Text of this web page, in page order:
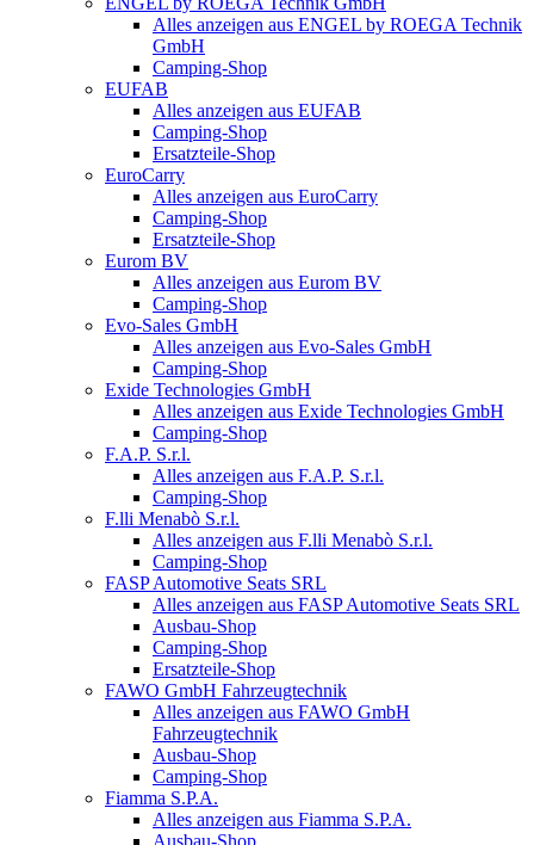
Alles anzeigen aus ENGEL by ROEGA Technik
GmbH
Camping-Shop
EUFAB
Alles anzeigen aus EUFAB
Camping-Shop
Ersatzteile-Shop
EuroCarry
Alles anzeigen aus EuroCarry
Camping-Shop
Ersatzteile-Shop
Eurom BV
Alles anzeigen aus Eurom BV
Camping-Shop
Evo-Sales GmbH
Alles anzeigen aus Evo-Sales GmbH
Camping-Shop
Exide Technologies GmbH
Alles anzeigen aus Exide Technologies GmbH
Camping-Shop
F.A.P. S.r.l.
Alles anzeigen aus F.A.P. S.r.l.
Camping-Shop
F.lli Menabò S.r.l.
Alles anzeigen aus F.lli Menabò S.r.l.
Camping-Shop
FASP Automotive Seats SRL
Alles anzeigen aus FASP Automotive Seats SRL
Ausbau-Shop
Camping-Shop
Ersatzteile-Shop
FAWO GmbH Fahrzeugtechnik
Alles anzeigen aus FAWO GmbH
Fahrzeugtechnik
Ausbau-Shop
Camping-Shop
Fiamma S.P.A.
Alles anzeigen aus Fiamma S.P.A.
Ausbau-Shop